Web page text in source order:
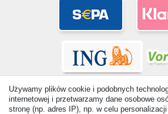
Używamy plików cookie i podobnych
internetowej i przetwarzamy dane osobowe
stronę (np. adres IP), np. w celu